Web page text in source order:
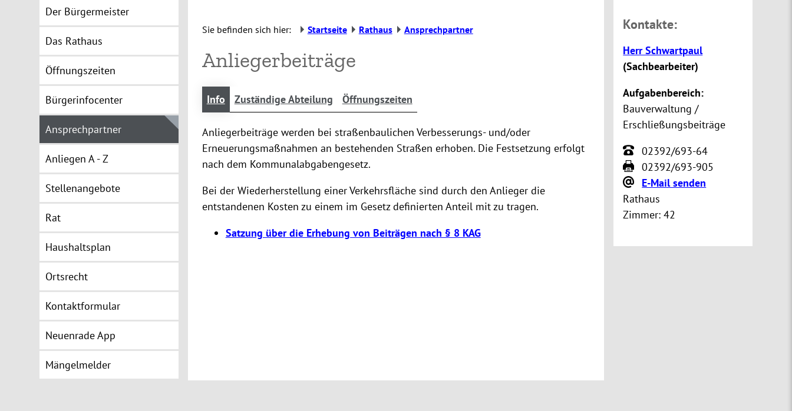
Der Bürgermeister
Das Rathaus
Öffnungszeiten
Bürgerinfocenter
Ansprechpartner
Anliegen A - Z
Stellenangebote
Rat
Haushaltsplan
Ortsrecht
Kontaktformular
Neuenrade App
Mängelmelder
Sie befinden sich hier: Startseite Rathaus Ansprechpartner
Anliegerbeiträge
Info Zuständige Abteilung Öffnungszeiten
Anliegerbeiträge werden bei straßenbaulichen Verbesserungs- und/oder
Erneuerungsmaßnahmen an bestehenden Straßen erhoben. Die Festsetzung erfolgt
nach dem Kommunalabgabengesetz.
Bei der Wiederherstellung einer Verkehrsfläche sind durch den Anlieger die
entstandenen Kosten zu einem im Gesetz definierten Anteil mit zu tragen.
Satzung über die Erhebung von Beiträgen nach § 8 KAG
Kontakte:
Herr Schwartpaul
(Sachbearbeiter)
Aufgabenbereich:
Bauverwaltung /
Erschließungsbeiträge
02392/693-64
02392/693-905
E-Mail senden
Rathaus
Zimmer: 42